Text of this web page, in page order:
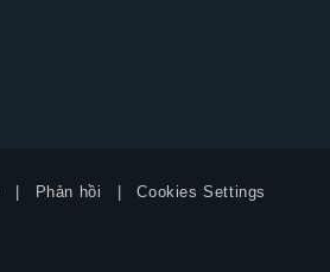
Phản hồi Cookies Settings